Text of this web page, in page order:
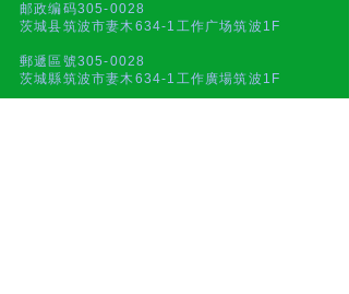
邮政编码305-0028
茨城县筑波市妻木634-1工作广场筑波1F
郵遞區號305-0028
茨城縣筑波市妻木634-1工作廣場筑波1F